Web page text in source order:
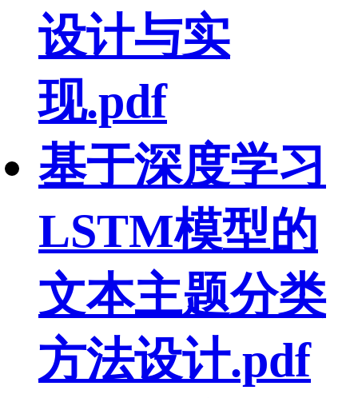
设计与实
现.pdf
基于深度学习
LSTM模型的
文本主题分类
方法设计.pdf